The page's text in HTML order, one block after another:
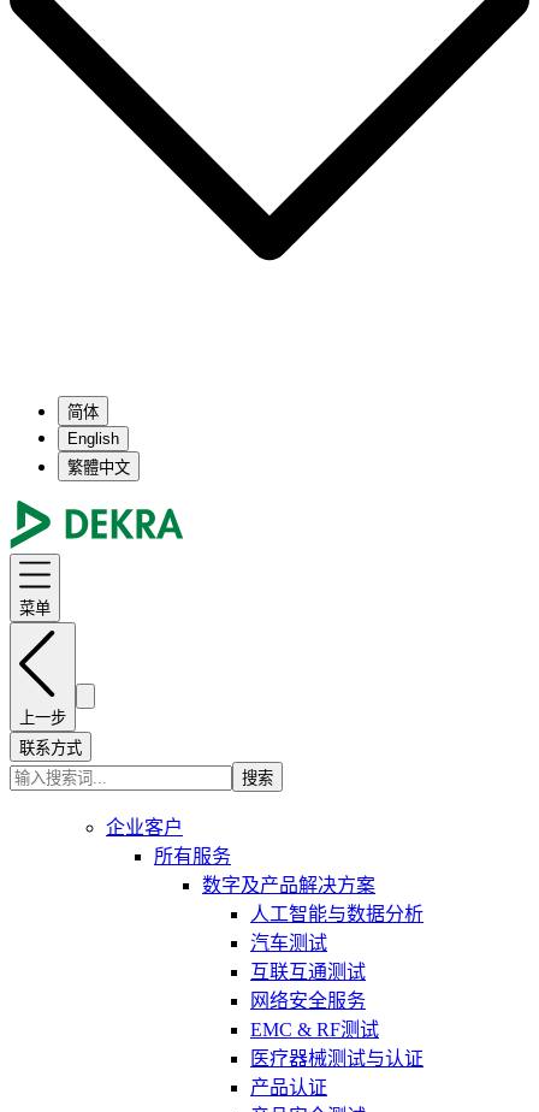
简体
English
繁體中文
菜单
上一步
联系方式
搜索
企业客户
所有服务
数字及产品解决方案
人工智能与数据分析
汽车测试
互联互通测试
网络安全服务
EMC & RF测试
医疗器械测试与认证
产品认证